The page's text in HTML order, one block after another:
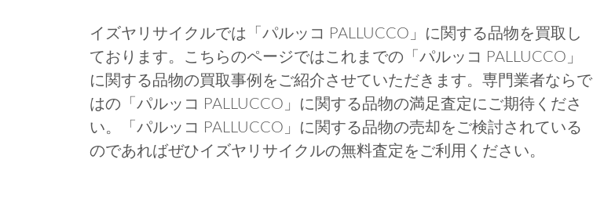
イズヤリサイクルでは「パルッコ PALLUCCO」に関する品物を買取し
ております。こちらのページではこれまでの「パルッコ PALLUCCO」
に関する品物の買取事例をご紹介させていただきます。専門業者ならで
はの「パルッコ PALLUCCO」に関する品物の満足査定にご期待くださ
い。「パルッコ PALLUCCO」に関する品物の売却をご検討されている
のであればぜひイズヤリサイクルの無料査定をご利用ください。